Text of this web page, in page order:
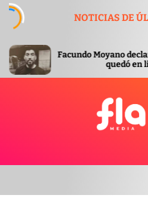
t
NOTICIAS DE
declaró ante la justicia y
quedó en libertad
a